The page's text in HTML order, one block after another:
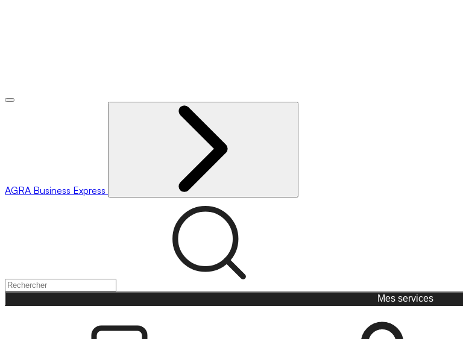
AGRA Business Express
Mes services